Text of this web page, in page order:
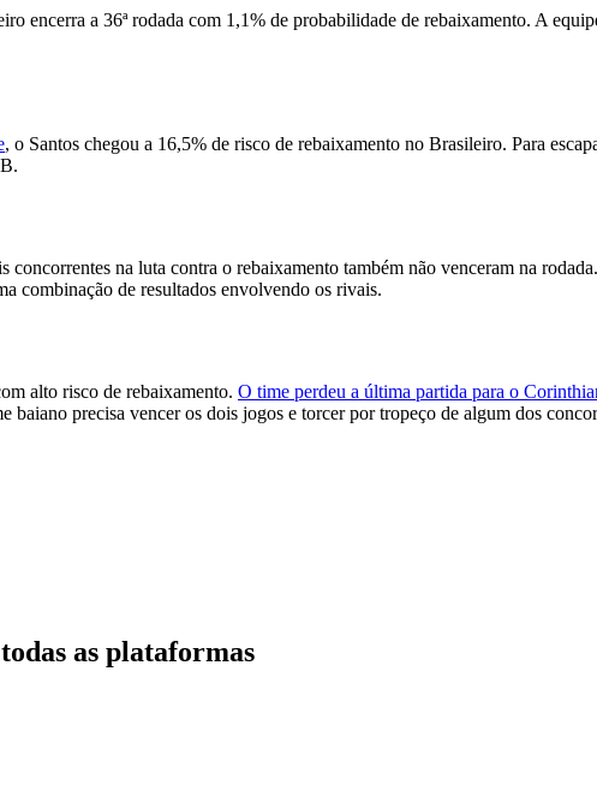
encerra a 36ª rodada com 1,1% de probabilidade de rebaixamento. A
, o Santos chegou a 16,5% de risco de rebaixamento no Brasileiro. Para
na luta contra o rebaixamento também não venceram na
combinação de resultados envolvendo os rivais.
alto risco de rebaixamento. O time perdeu a última partida para o
baiano precisa vencer os dois jogos e torcer por tropeço de algum dos
as plataformas